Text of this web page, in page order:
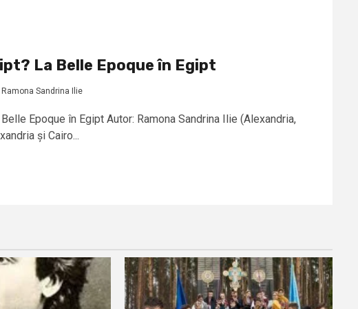
La Belle Epoque în Egipt
Ramona Sandrina Ilie
Epoque în Egipt Autor: Ramona Sandrina Ilie (Alexandria,
și Cairo...